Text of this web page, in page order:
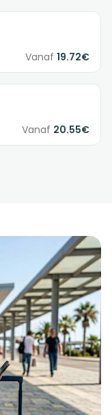
Vanaf 19.72€
Vanaf 20.55€